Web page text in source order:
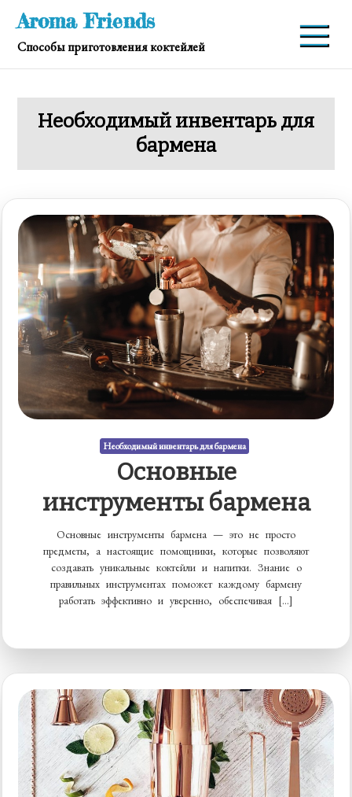
Перейти
содержимому
Aroma Friends
Способы приготовления коктейлей
Необходимый инвентарь для
бармена
Необходимый инвентарь для бармена
Основные
инструменты бармена
Основные инструменты бармена — это не просто
предметы, а настоящие помощники, которые позволяют
создавать уникальные коктейли и напитки. Знание о
правильных инструментах поможет каждому бармену
работать эффективно и уверенно, обеспечивая […]